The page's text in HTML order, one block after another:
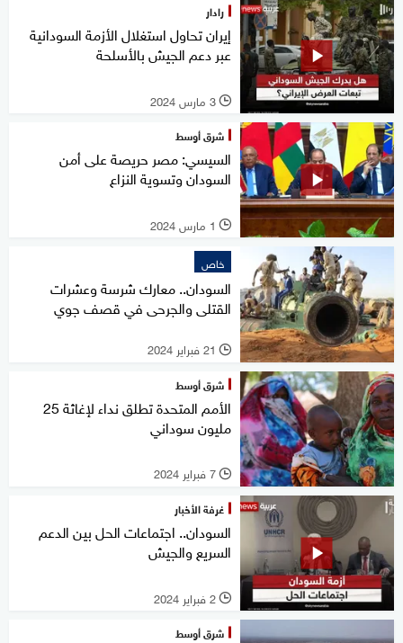
رادار
إيران تحاول استغلال الأزمة السودانية
عبر دعم الجيش بالأسلحة
l 3 مارس 2024
شرق أوسط
السيسي: مصر حريصة على أمن
السودان وتسوية النزاع
l 1 مارس 2024
خاص
السودان.. معارك شرسة وعشرات
القتلى والجرحى في قصف جوي
l 21 فبراير 2024
شرق أوسط
الأمم المتحدة تطلق نداء لإغاثة 25
مليون سوداني
l 7 فبراير 2024
غرفة الأخبار
السودان.. اجتماعات الحل بين الدعم
السريع والجيش
l 2 فبراير 2024
شرق أوسط